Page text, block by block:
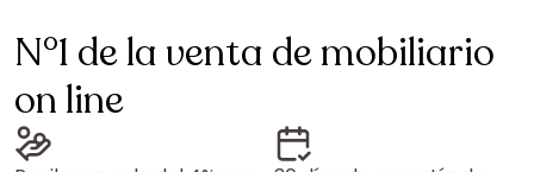
N°1 de la venta de mobiliario
on line